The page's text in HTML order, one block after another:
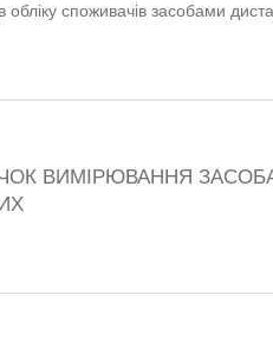
споживачів засобами
ВИМІРЮВАННЯ